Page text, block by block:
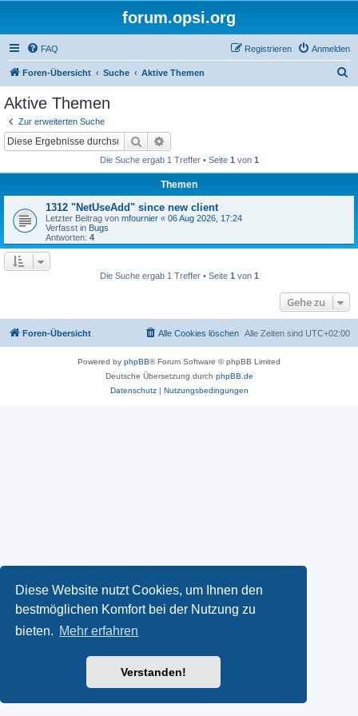
Diese Website nutzt Cookies, um Ihnen den
bestmöglichen Komfort bei der Nutzung zu
bieten. Mehr erfahren
Verstanden!
forum.opsi.org
FAQ Anmelden
Registrieren
Foren-Übersicht Suche Aktive Themen
Aktive Themen
Zur erweiterten Suche
Suche
Die Suche ergab 1 Treffer • Seite 1 von 1
Themen
1312 "NetUseAdd" since new client
Letzter Beitrag von mfournier « 06 Aug 2026, 17:24
Verfasst in Bugs
Antworten: 4
Die Suche ergab 1 Treffer • Seite 1 von 1
Gehe zu
Foren-Übersicht Alle Zeiten sind UTC+02:00
Alle Cookies löschen
Powered by phpBB® Forum Software © phpBB Limited
Deutsche Übersetzung durch phpBB.de
Datenschutz| Nutzungsbedingungen